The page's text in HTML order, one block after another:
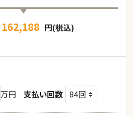
162,188 円(税込)
万円 支払い回数